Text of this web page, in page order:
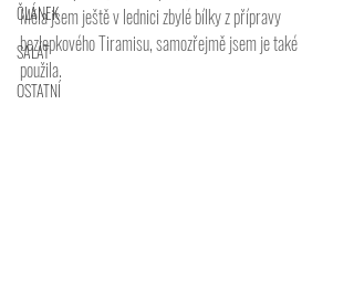
ČLÁNEK
SALÁT
OSTATNÍ
Měla jsem ještě v lednici zbylé bílky z přípravy
bezlepkového Tiramisu, samozřejmě jsem je také
použila.